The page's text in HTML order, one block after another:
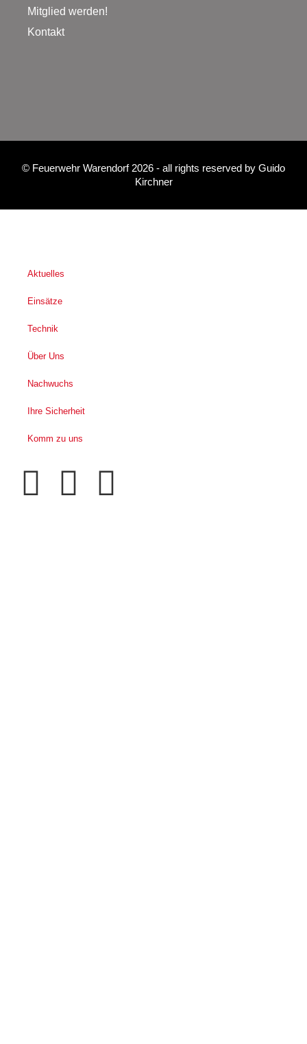
Mitglied werden!
Kontakt
© Feuerwehr Warendorf 2026 - all rights reserved by Guido
Kirchner
Aktuelles
Einsätze
Technik
Über Uns
Nachwuchs
Ihre Sicherheit
Komm zu uns